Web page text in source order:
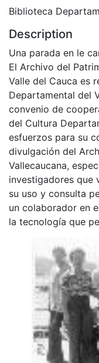
Biblioteca
Description
Una parada en le
El Archivo del
Valle del Cauca es
Departamental del
convenio de
del Cultura
esfuerzos para su
divulgación del
Vallecaucana,
investigadores que
su uso y consulta
un colaborador en
la tecnología que